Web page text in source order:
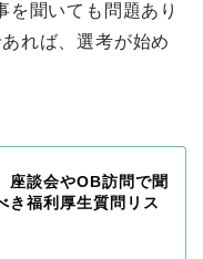
を聞いても問題あり
れば、選考が始め
座談会やOB訪問で聞
き福利厚生質問リス